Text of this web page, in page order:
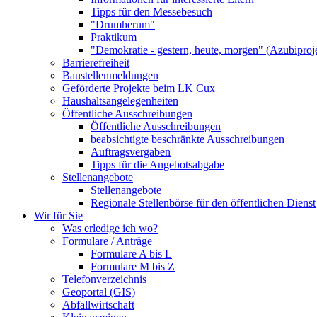
Tipps für den Messebesuch
"Drumherum"
Praktikum
"Demokratie - gestern, heute, morgen"
Barrierefreiheit
Baustellenmeldungen
Geförderte Projekte beim LK Cux
Haushaltsangelegenheiten
Öffentliche Ausschreibungen
Öffentliche Ausschreibungen
beabsichtigte beschränkte Ausschreibungen
Auftragsvergaben
Tipps für die Angebotsabgabe
Stellenangebote
Stellenangebote
Regionale Stellenbörse für den öffentlichen Dienst
Wir für Sie
Was erledige ich wo?
Formulare / Anträge
Formulare A bis L
Formulare M bis Z
Telefonverzeichnis
Geoportal (GIS)
Abfallwirtschaft